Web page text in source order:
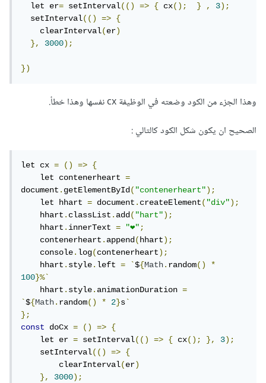
  let er
= setInterval(() => { cx(); } , 3);
  setInterval
(() =>
{
    clearInterval
(er)
},
3000);
})
وهذا الجزء من الكود وضعته في الوظيفة cx نفسها وهذا خطأ.
الصحيح ان يكون شكل الكود كالتالي :
let cx = () =>
{
    let contenerheart
=
document.getElementById("contenerheart");
    let hhart
= document.createElement("div");
    hhart
.classList.add("hart");
    hhart
.innerText = "❤️";
    contenerheart
.append(hhart);
    console
.log(contenerheart);
    hhart
.style.left = `${Math.random()
*
100}%`
    hhart
.style.animationDuration =
`${Math.random() * 2}s`
};
const
doCx = () =>
{
    let er
= setInterval(() => { cx(); }, 3);
    setInterval
(() =>
{
        clearInterval
(er)
},
3000);